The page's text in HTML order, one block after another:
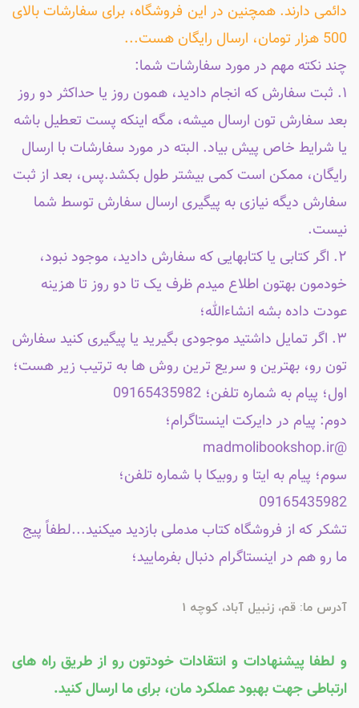
دائمی دارند. همچنین در این فروشگاه، برای سفارشات بالای
500 هزار تومان، ارسال رایگان هست...
چند نکته مهم در مورد سفارشات شما:
۱. ثبت سفارش که انجام دادید، همون روز یا حداکثر دو روز
بعد سفارش تون ارسال میشه، مگه اینکه پست تعطیل باشه
یا شرایط خاص پیش بیاد. البته در مورد سفارشات با ارسال
رایگان، ممکن است کمی بیشتر طول بکشد.پس، بعد از ثبت
سفارش دیگه نیازی به پیگیری ارسال سفارش توسط شما
نیست.
۲. اگر کتابی یا کتابهایی که سفارش دادید، موجود نبود،
خودمون بهتون اطلاع میدم ظرف یک تا دو روز تا هزینه
عودت داده بشه انشاءالله؛
۳. اگر تمایل داشتید موجودی بگیرید یا پیگیری کنید سفارش
تون رو، بهترین و سریع ترین روش ها به ترتیب زیر هست؛
اول؛ پیام به شماره تلفن؛ 09165435982
دوم: پیام در دایرکت اینستاگرام؛
@madmolibookshop.ir
سوم؛ پیام به ایتا و روبیکا با شماره تلفن؛
09165435982
تشکر که از فروشگاه کتاب مدملی بازدید میکنید...لطفاً پیج
ما رو هم در اینستاگرام دنبال بفرمایید؛
آدرس ما: قم، زنبیل آباد، کوچه 1
و لطفا پیشنهادات و انتقادات خودتون رو از طریق راه های
ارتباطی جهت بهبود عملکرد مان، برای ما ارسال کنید.